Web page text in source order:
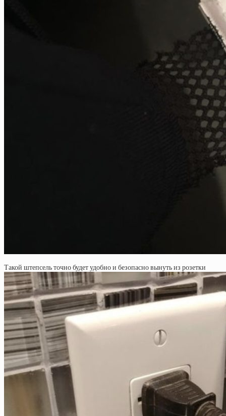
Такой штепсель точно будет удобно и безопасно вынуть из розетки